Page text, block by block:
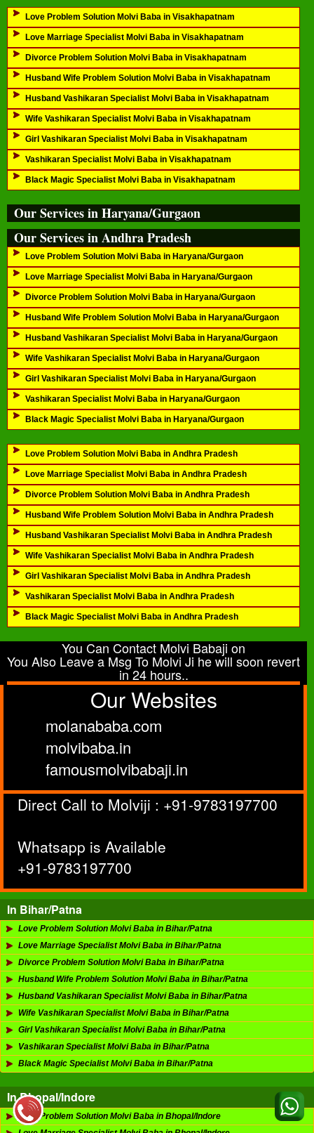
Love Problem Solution Molvi Baba in Visakhapatnam
Love Marriage Specialist Molvi Baba in Visakhapatnam
Divorce Problem Solution Molvi Baba in Visakhapatnam
Husband Wife Problem Solution Molvi Baba in Visakhapatnam
Husband Vashikaran Specialist Molvi Baba in Visakhapatnam
Wife Vashikaran Specialist Molvi Baba in Visakhapatnam
Girl Vashikaran Specialist Molvi Baba in Visakhapatnam
Vashikaran Specialist Molvi Baba in Visakhapatnam
Black Magic Specialist Molvi Baba in Visakhapatnam
Our Services in Haryana/Gurgaon
Our Services in Andhra Pradesh
Love Problem Solution Molvi Baba in Haryana/Gurgaon
Love Marriage Specialist Molvi Baba in Haryana/Gurgaon
Divorce Problem Solution Molvi Baba in Haryana/Gurgaon
Husband Wife Problem Solution Molvi Baba in Haryana/Gurgaon
Husband Vashikaran Specialist Molvi Baba in Haryana/Gurgaon
Wife Vashikaran Specialist Molvi Baba in Haryana/Gurgaon
Girl Vashikaran Specialist Molvi Baba in Haryana/Gurgaon
Vashikaran Specialist Molvi Baba in Haryana/Gurgaon
Black Magic Specialist Molvi Baba in Haryana/Gurgaon
Love Problem Solution Molvi Baba in Andhra Pradesh
Love Marriage Specialist Molvi Baba in Andhra Pradesh
Divorce Problem Solution Molvi Baba in Andhra Pradesh
Husband Wife Problem Solution Molvi Baba in Andhra Pradesh
Husband Vashikaran Specialist Molvi Baba in Andhra Pradesh
Wife Vashikaran Specialist Molvi Baba in Andhra Pradesh
Girl Vashikaran Specialist Molvi Baba in Andhra Pradesh
Vashikaran Specialist Molvi Baba in Andhra Pradesh
Black Magic Specialist Molvi Baba in Andhra Pradesh
You Can Contact Molvi Babaji on
You Also Leave a Msg To Molvi Ji he will soon revert
in 24 hours..
Our Websites
molanababa.com
molvibaba.in
famousmolvibabaji.in
Direct Call to Molviji : +91-9783197700
Whatsapp is Available
+91-9783197700
In Bihar/Patna
Love Problem Solution Molvi Baba in Bihar/Patna
Love Marriage Specialist Molvi Baba in Bihar/Patna
Divorce Problem Solution Molvi Baba in Bihar/Patna
Husband Wife Problem Solution Molvi Baba in Bihar/Patna
Husband Vashikaran Specialist Molvi Baba in Bihar/Patna
Wife Vashikaran Specialist Molvi Baba in Bihar/Patna
Girl Vashikaran Specialist Molvi Baba in Bihar/Patna
Vashikaran Specialist Molvi Baba in Bihar/Patna
Black Magic Specialist Molvi Baba in Bihar/Patna
In Bhopal/Indore
Love Problem Solution Molvi Baba in Bhopal/Indore